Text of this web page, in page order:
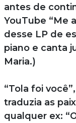
antes de
YouTube “Me
desse LP de
piano e canta
Maria.)
“Tola foi
traduzia as
qualquer ex: